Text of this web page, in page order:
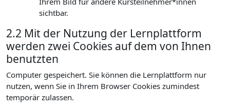
sichtbar.
2.2 Mit der Nutzung der Lernplattform
werden zwei Cookies auf dem von Ihnen
benutzten
Computer gespeichert. Sie können die Lernplattform nur
nutzen, wenn Sie in Ihrem Browser Cookies zumindest
temporär zulassen.